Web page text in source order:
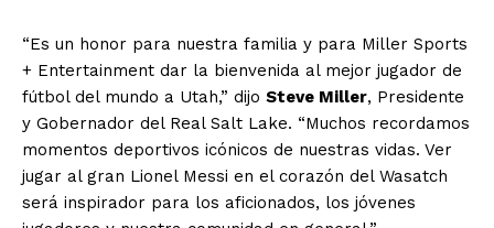
“Es un honor para nuestra familia y para Miller Sports
+ Entertainment dar la bienvenida al mejor jugador de
fútbol del mundo a Utah,” dijo Steve Miller, Presidente
y Gobernador del Real Salt Lake. “Muchos recordamos
momentos deportivos icónicos de nuestras vidas. Ver
jugar al gran Lionel Messi en el corazón del Wasatch
será inspirador para los aficionados, los jóvenes